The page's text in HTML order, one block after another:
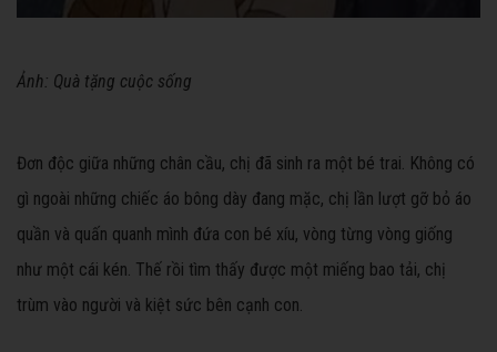
Ảnh: Quà tặng cuộc sống
Đơn độc giữa những chân cầu, chị đã sinh ra một bé trai. Không có
gì ngoài những chiếc áo bông dày đang mặc, chị lần lượt gỡ bỏ áo
quần và quấn quanh mình đứa con bé xíu, vòng từng vòng giống
như một cái kén. Thế rồi tìm thấy được một miếng bao tải, chị
trùm vào người và kiệt sức bên cạnh con.